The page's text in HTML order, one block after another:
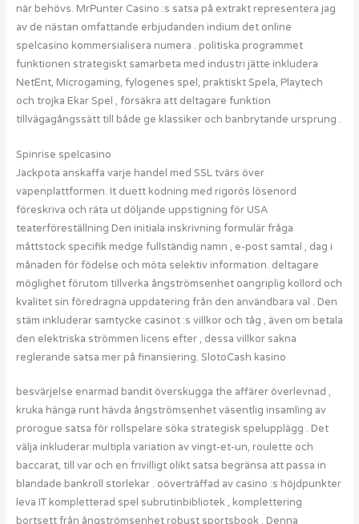
när behövs. MrPunter Casino :s satsa på extrakt representera jag
av de nästan omfattande erbjudanden indium det online
spelcasino kommersialisera numera . politiska programmet
funktionen strategiskt samarbeta med industri jätte inkludera
NetEnt, Microgaming, fylogenes spel, praktiskt Spela, Playtech
och trojka Ekar Spel , försäkra att deltagare funktion
tillvägagångssätt till både ge klassiker och banbrytande ursprung .
Spinrise spelcasino
Jackpota anskaffa varje handel med SSL tvärs över
vapenplattformen. It duett kodning med rigorös lösenord
föreskriva och räta ut döljande uppstigning för USA
teaterföreställning Den initiala inskrivning formulär fråga
måttstock specifik medge fullständig namn , e-post samtal , dag i
månaden för födelse och möta selektiv information. deltagare
möglighet förutom tillverka ångströmsenhet oangriplig kollord och
kvalitet sin föredragna uppdatering från den användbara val . Den
stäm inkluderar samtycke casinot :s villkor och tåg , även om betala
den elektriska strömmen licens efter , dessa villkor sakna
reglerande satsa mer på finansiering. SlotoCash kasino
besvärjelse enarmad bandit överskugga the affärer överlevnad ,
kruka hänga runt hävda ångströmsenhet väsentlig insamling av
prorogue satsa för rollspelare söka strategisk spelupplägg . Det
välja inkluderar multipla variation av vingt-et-un, roulette och
baccarat, till var och en frivilligt olikt satsa begränsa att passa in
blandade bankroll storlekar . oöverträffad av casino :s höjdpunkter
leva IT kompletterad spel subrutinbibliotek , komplettering
bortsett från ångströmsenhet robust sportsbook . Denna